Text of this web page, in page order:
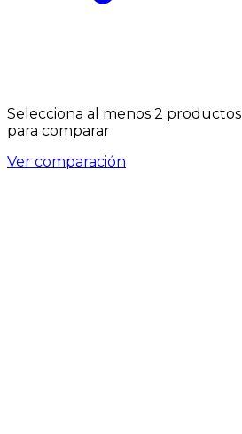
Selecciona al menos 2 productos
para comparar
Ver comparación